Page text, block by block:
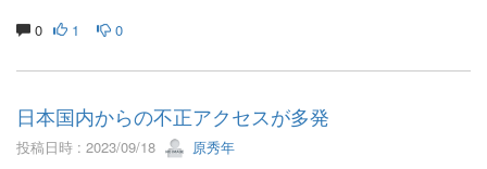
0 1 0
日本国内からの不正アクセスが多発
投稿日時 : 2023/09/18 原秀年